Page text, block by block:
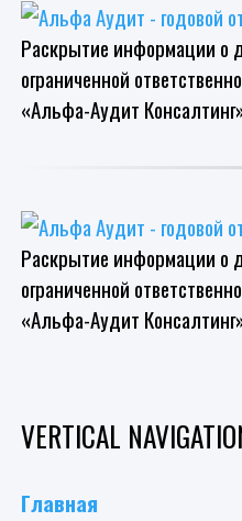
Раскрытие информации о
ограниченной
«Альфа-Аудит
Раскрытие информации о
ограниченной
«Альфа-Аудит
VERTICAL
Главная